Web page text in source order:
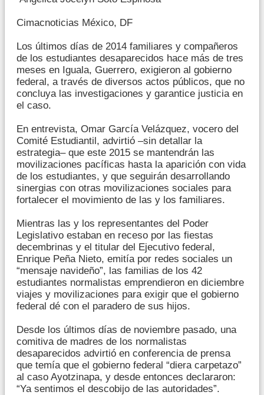
Cimacnoticias México, DF
Los últimos días de 2014 familiares y compañeros
de los estudiantes desaparecidos hace más de tres
meses en Iguala, Guerrero, exigieron al gobierno
federal, a través de diversos actos públicos, que no
concluya las investigaciones y garantice justicia en
el caso.
En entrevista, Omar García Velázquez, vocero del
Comité Estudiantil, advirtió –sin detallar la
estrategia– que este 2015 se mantendrán las
movilizaciones pacíficas hasta la aparición con vida
de los estudiantes, y que seguirán desarrollando
sinergias con otras movilizaciones sociales para
fortalecer el movimiento de las y los familiares.
Mientras las y los representantes del Poder
Legislativo estaban en receso por las fiestas
decembrinas y el titular del Ejecutivo federal,
Enrique Peña Nieto, emitía por redes sociales un
“mensaje navideño”, las familias de los 42
estudiantes normalistas emprendieron en diciembre
viajes y movilizaciones para exigir que el gobierno
federal dé con el paradero de sus hijos.
Desde los últimos días de noviembre pasado, una
comitiva de madres de los normalistas
desaparecidos advirtió en conferencia de prensa
que temía que el gobierno federal “diera carpetazo”
al caso Ayotzinapa, y desde entonces declararon:
“Ya sentimos el descobijo de las autoridades”.